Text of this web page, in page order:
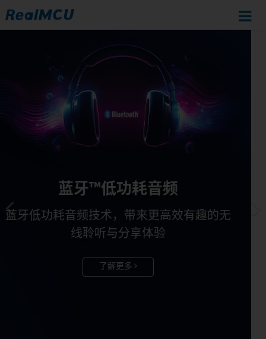
COMPUTEX 2026
瑞昱新一代2.4GHz雷达与Wi-FiMCU HMI平
台
了解更多